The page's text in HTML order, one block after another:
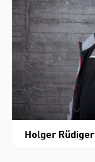
Holger Rüdiger